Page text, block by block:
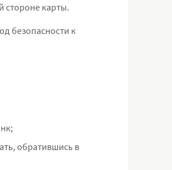
стороне карты.
безопасности к
обратившись в